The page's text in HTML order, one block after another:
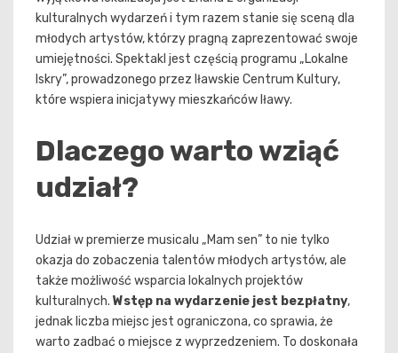
kulturalnych wydarzeń i tym razem stanie się sceną dla
młodych artystów, którzy pragną zaprezentować swoje
umiejętności. Spektakl jest częścią programu „Lokalne
Iskry”, prowadzonego przez Iławskie Centrum Kultury,
które wspiera inicjatywy mieszkańców Iławy.
Dlaczego warto wziąć
udział?
Udział w premierze musicalu „Mam sen” to nie tylko
okazja do zobaczenia talentów młodych artystów, ale
także możliwość wsparcia lokalnych projektów
kulturalnych. Wstęp na wydarzenie jest bezpłatny,
jednak liczba miejsc jest ograniczona, co sprawia, że
warto zadbać o miejsce z wyprzedzeniem. To doskonała